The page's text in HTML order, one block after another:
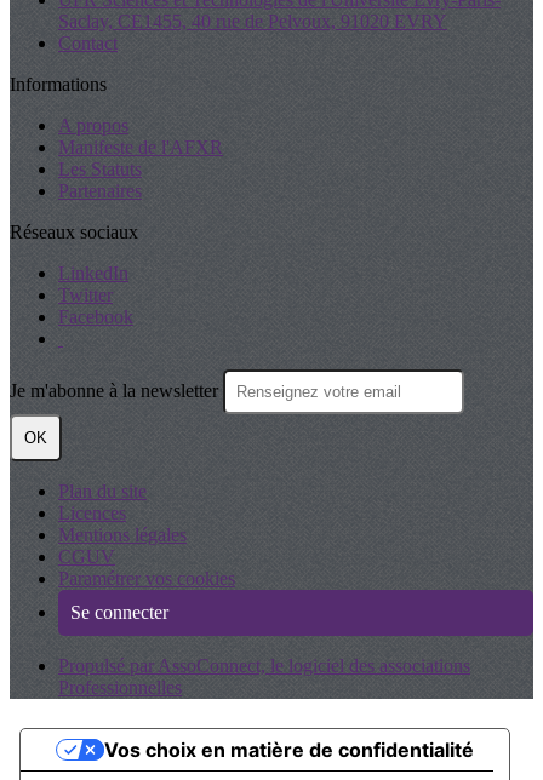
Saclay, CE1455, 40 rue de Pelvoux, 91020 EVRY
Contact
Informations
A propos
Manifeste de l'AFXR
Les Statuts
Partenaires
Réseaux sociaux
LinkedIn
Twitter
Facebook
Je m'abonne à la newsletter
OK
Plan du site
Licences
Mentions légales
CGUV
Paramétrer vos cookies
Se connecter
Propulsé par AssoConnect, le logiciel des associations
Professionnelles
Vos choix en matière de confidentialité